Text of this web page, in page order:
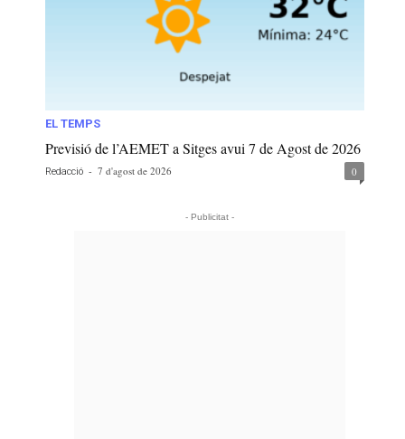
EL TEMPS
Previsió de l’AEMET a Sitges avui 7 de Agost de 2026
Redacció - 7 d'agost de 2026 0
- Publicitat -